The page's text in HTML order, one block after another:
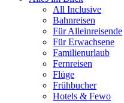
All Inclusive
Bahnreisen
Für Alleinreisende
Für Erwachsene
Familienurlaub
Fernreisen
Flüge
Frühbucher
Hotels & Fewo